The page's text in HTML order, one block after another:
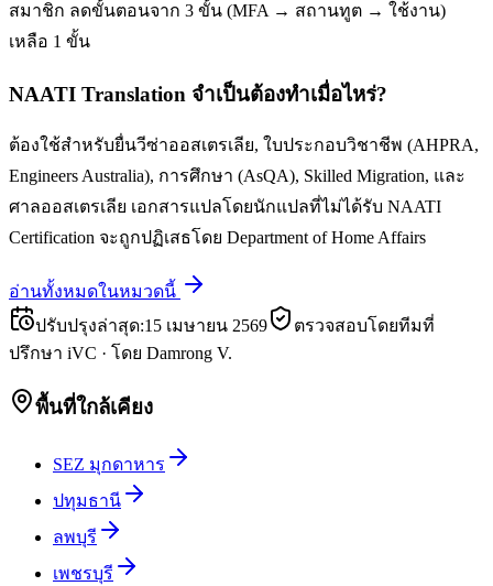
สมาชิก ลดขั้นตอนจาก 3 ขั้น (MFA → สถานทูต → ใช้งาน)
เหลือ 1 ขั้น
NAATI Translation จำเป็นต้องทำเมื่อไหร่?
ต้องใช้สำหรับยื่นวีซ่าออสเตรเลีย, ใบประกอบวิชาชีพ (AHPRA,
Engineers Australia), การศึกษา (AsQA), Skilled Migration, และ
ศาลออสเตรเลีย เอกสารแปลโดยนักแปลที่ไม่ได้รับ NAATI
Certification จะถูกปฏิเสธโดย Department of Home Affairs
อ่านทั้งหมดในหมวดนี้
ปรับปรุงล่าสุด:15 เมษายน 2569
ตรวจสอบโดยทีมที่
ปรึกษา iVC · โดย Damrong V.
พื้นที่ใกล้เคียง
SEZ มุกดาหาร
ปทุมธานี
ลพบุรี
เพชรบุรี